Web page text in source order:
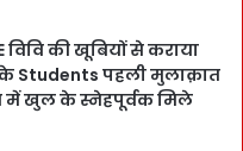
विवि की खूबियों से कराया
Students पहली मुलाक़ात
खुल के स्नेहपूर्वक मिले